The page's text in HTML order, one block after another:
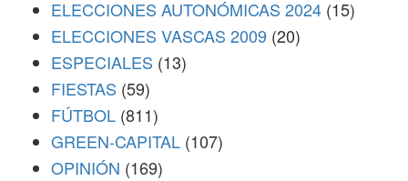
ELECCIONES AUTONÓMICAS 2024 (15)
ELECCIONES VASCAS 2009 (20)
ESPECIALES (13)
FIESTAS (59)
FÚTBOL (811)
GREEN-CAPITAL (107)
OPINIÓN (169)